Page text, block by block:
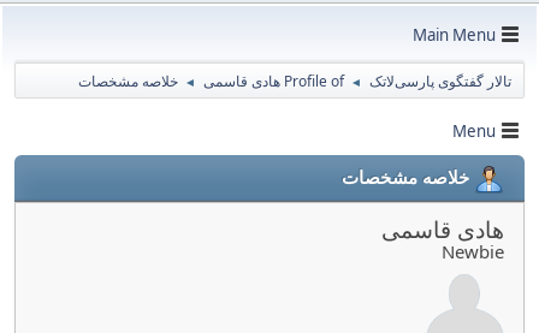
Main Menu
تالار گفتگوی پارسی‌لاتک ◄ Profile of هادی قاسمی ◄ خلاصه مشخصات
Menu
خلاصه مشخصات
هادی قاسمی
Newbie